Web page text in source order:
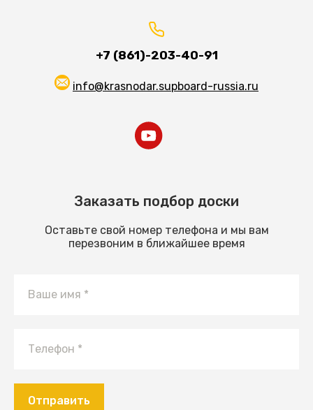
+7 (861)-203-40-91
info@krasnodar.supboard-russia.ru
Заказать подбор доски
Оставьте свой номер телефона и мы вам
перезвоним в ближайшее время
Отправить